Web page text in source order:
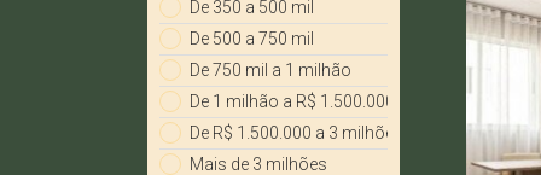
De 350 a 500 mil
De 500 a 750 mil
De 750 mil a 1 milhão
De 1 milhão a R$ 1.500.000
De R$ 1.500.000 a 3 milhões
Mais de 3 milhões